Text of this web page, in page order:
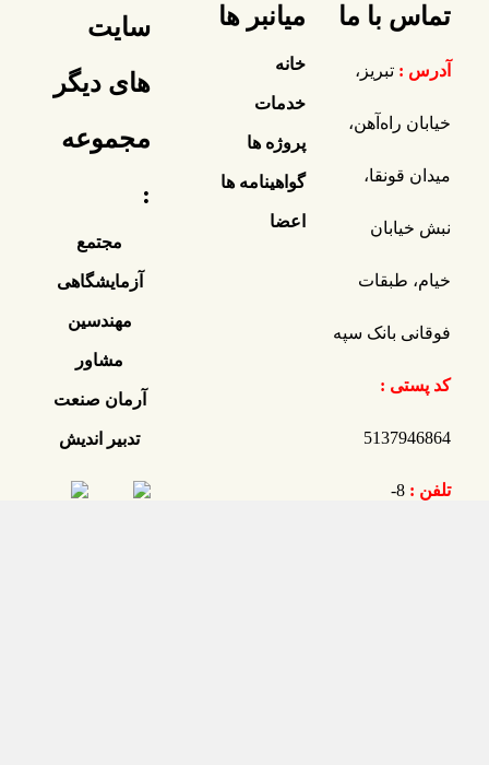
تماس با ما
آدرس : تبریز،
خیابان راه‌آهن،
میدان قونقا،
نبش خیابان
خیام، طبقات
فوقانی بانک سپه
کد پستی :
5137946864
تلفن : 8-
میانبر ها
خانه
خدمات
پروژه ها
گواهینامه ها
اعضا
سایت
های دیگر
مجموعه
:
مجتمع
آزمایشگاهی
مهندسین
مشاور
آرمان صنعت
تدبیر اندیش